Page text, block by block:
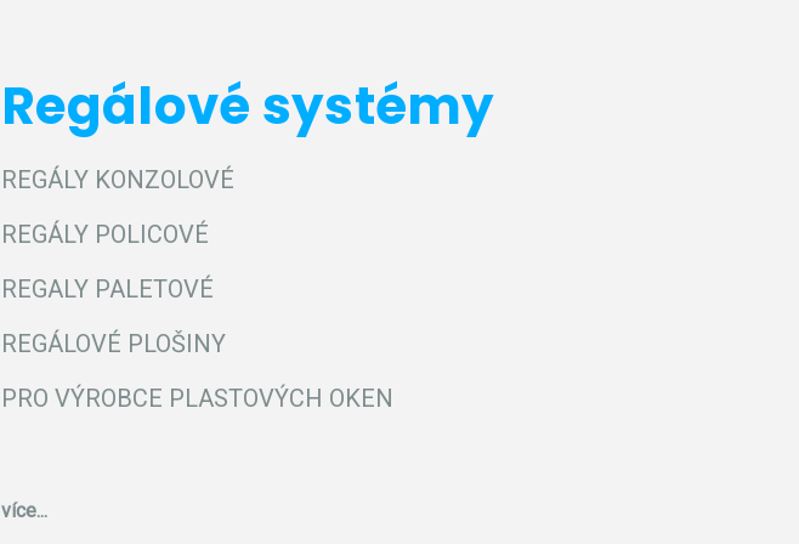
Regálové systémy
REGÁLY KONZOLOVÉ
REGÁLY POLICOVÉ
REGALY PALETOVÉ
REGÁLOVÉ PLOŠINY
PRO VÝROBCE PLASTOVÝCH OKEN
více...